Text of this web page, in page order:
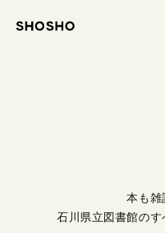
本も雑
石川県立図書館のす